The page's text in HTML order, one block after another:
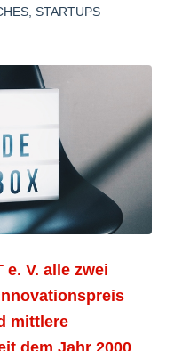
, STARTUPS
e. V. alle zwei
mittlere
dem Jahr 2000